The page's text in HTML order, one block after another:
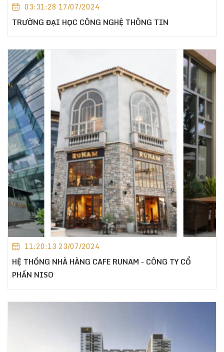
03:31:28 17/07/2024
TRƯỜNG ĐẠI HỌC CÔNG NGHỆ THÔNG TIN
11:20:13 23/07/2024
HỆ THỐNG NHÀ HÀNG CAFE RUNAM - CÔNG TY CỔ
PHẦN NISO